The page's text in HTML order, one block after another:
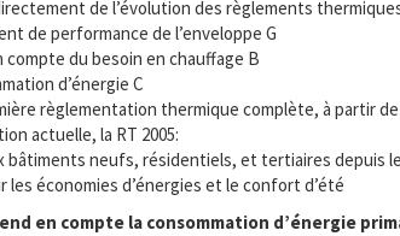
de l’évolution des règlements
de performance de l’enveloppe G
compte du besoin en chauffage B
d’énergie C
règlementation thermique complète, à partir
actuelle, la RT 2005:
bâtiments neufs, résidentiels, et tertiaires depuis
les économies d’énergies et le confort d’été
en compte la consommation d’énergie